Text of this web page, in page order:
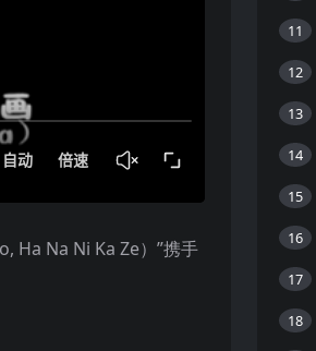
Ha Na Ni Ka Ze）”携手
11
12
13
14
15
16
17
18